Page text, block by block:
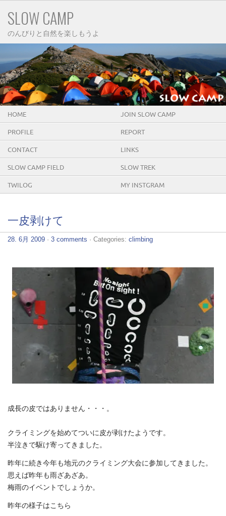
SLOW CAMP
のんびりと自然を楽しもうよ
HOME JOIN SLOW CAMP
PROFILE REPORT
CONTACT LINKS
SLOW CAMP FIELD SLOW TREK
TWILOG MY INSTGRAM
一皮剥けて
28. 6月 2009 · 3 comments · Categories: climbing
成長の皮ではありません・・・。
クライミングを始めてついに皮が剥けたようです。
半泣きで駆け寄ってきました。
昨年に続き今年も地元のクライミング大会に参加してきました。
思えば昨年も雨ざあざあ。
梅雨のイベントでしょうか。
昨年の様子はこちら